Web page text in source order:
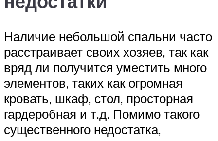
Наличие небольшой спальни часто
расстраивает своих хозяев, так как
вряд ли получится уместить много
элементов, таких как огромная
кровать, шкаф, стол, просторная
гардеробная и т.д. Помимо такого
существенного недостатка,